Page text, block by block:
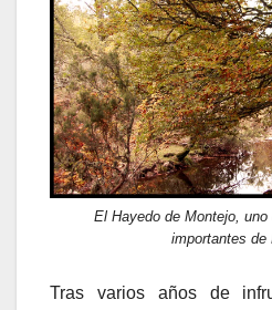
El Hayedo de Montejo,
importantes de
Tras varios años de